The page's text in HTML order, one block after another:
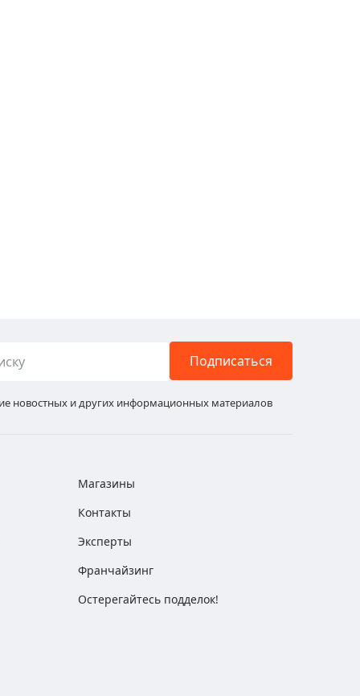
Подписаться
новостных и других информационных материалов
Магазины
Контакты
Эксперты
Франчайзинг
Остерегайтесь подделок!